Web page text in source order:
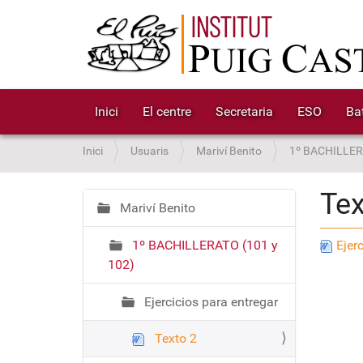
Inici El centre Secretaria ESO
S
o
u
:
Inici Usuaris Mariví Benito 1º
N
a
g
c
Mariví Benito
1º BACHILLERATO (101 y
102)
Ejercicios para entregar
Texto 2